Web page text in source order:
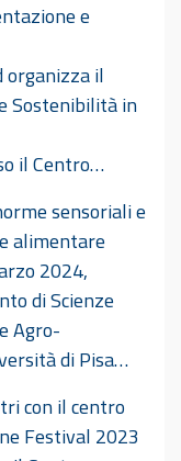
e
il
Sostenibilità in
il Centro
Alimentazione E
alimentare
2024,
di Scienze
Agro-
di Pisa
e norme
con il centro
Festival 2023